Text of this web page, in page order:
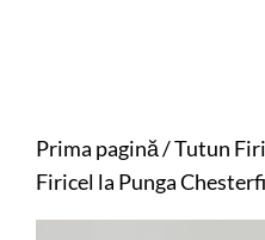
Prima pagină/Tutun
Firicel la Punga